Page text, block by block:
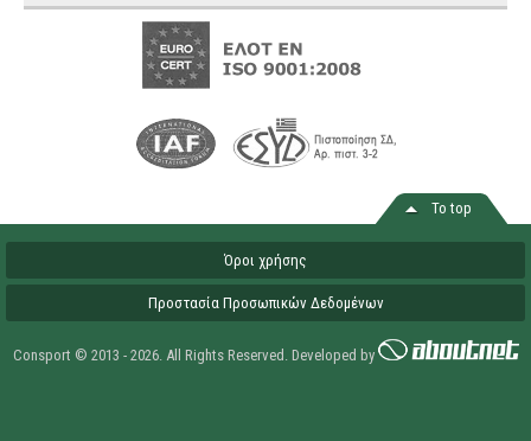
Το top
Όροι χρήσης
Προστασία Προσωπικών Δεδομένων
Consport © 2013 - 2026. All Rights Reserved. Developed by